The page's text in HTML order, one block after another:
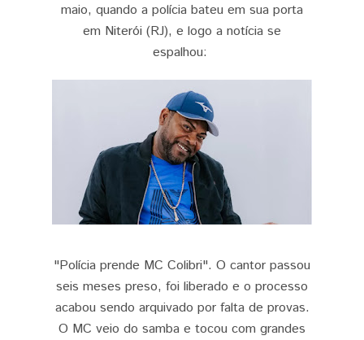
maio, quando a polícia bateu em sua porta
em Niterói (RJ), e logo a notícia se
espalhou:
"Polícia prende MC Colibri". O cantor passou
seis meses preso, foi liberado e o processo
acabou sendo arquivado por falta de provas.
O MC veio do samba e tocou com grandes